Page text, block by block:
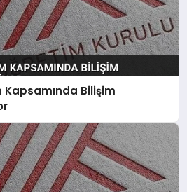
Kapsamında Bilişim